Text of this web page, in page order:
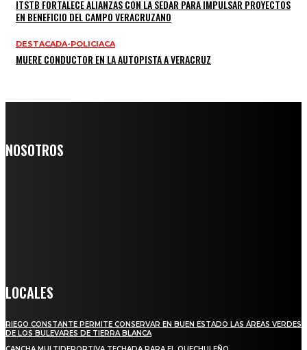
ITSTB FORTALECE ALIANZAS CON LA SEDAR PARA IMPULSAR PROYECTOS
EN BENEFICIO DEL CAMPO VERACRUZANO
DESTACADA-POLICIACA
MUERE CONDUCTOR EN LA AUTOPISTA A VERACRUZ
NOSOTROS
LOCALES
RIEGO CONSTANTE PERMITE CONSERVAR EN BUEN ESTADO LAS ÁREAS VERDES
DE LOS BULEVARES DE TIERRA BLANCA